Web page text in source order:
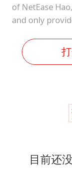
of NetEase
and only
目前还